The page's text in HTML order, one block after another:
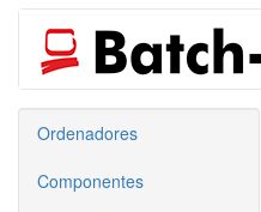
Ordenadores
Componentes